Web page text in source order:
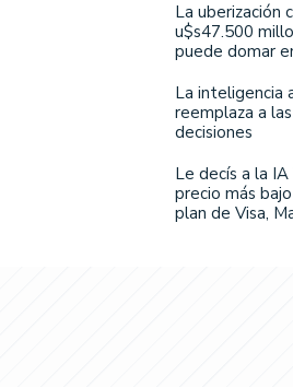
La uberización
u$s47.500
puede domar
La inteligencia
reemplaza a
decisiones
Le decís a la
precio más
plan de Visa,